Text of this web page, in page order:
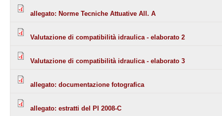
allegato: Norme Tecniche Attuative All. A
Valutazione di compatibilità idraulica - elaborato 2
Valutazione di compatibilità idraulica - elaborato 3
allegato: documentazione fotografica
allegato: estratti del PI 2008-C